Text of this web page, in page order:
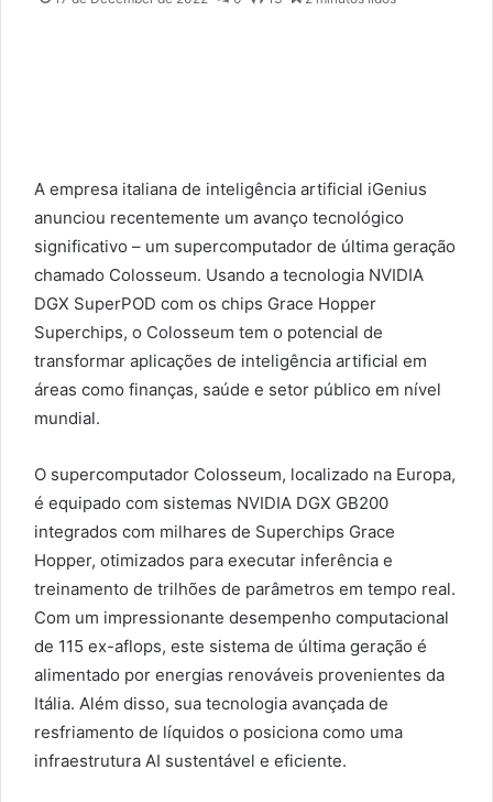
A empresa italiana de inteligência artificial iGenius
anunciou recentemente um avanço tecnológico
significativo – um supercomputador de última geração
chamado Colosseum. Usando a tecnologia NVIDIA
DGX SuperPOD com os chips Grace Hopper
Superchips, o Colosseum tem o potencial de
transformar aplicações de inteligência artificial em
áreas como finanças, saúde e setor público em nível
mundial.
O supercomputador Colosseum, localizado na Europa,
é equipado com sistemas NVIDIA DGX GB200
integrados com milhares de Superchips Grace
Hopper, otimizados para executar inferência e
treinamento de trilhões de parâmetros em tempo real.
Com um impressionante desempenho computacional
de 115 ex-aflops, este sistema de última geração é
alimentado por energias renováveis provenientes da
Itália. Além disso, sua tecnologia avançada de
resfriamento de líquidos o posiciona como uma
infraestrutura AI sustentável e eficiente.